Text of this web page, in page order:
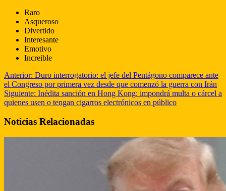
Raro
Asqueroso
Divertido
Interesante
Emotivo
Increible
Anterior: Duro interrogatorio: el jefe del Pentágono comparece ante
el Congreso por primera vez desde que comenzó la guerra con Irán
Siguiente: Inédita sanción en Hong Kong: impondrá multa o cárcel a
quienes usen o tengan cigarros electrónicos en público
Noticias Relacionadas